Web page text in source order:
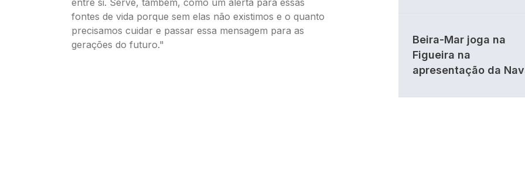
fontes de vida porque sem elas não existimos e o quanto
precisamos cuidar e passar essa mensagem para as
gerações do futuro."
Beira-Mar joga na
Figueira na
apresentação da